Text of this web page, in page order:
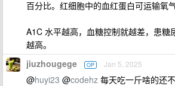
百分比。红细胞中的血红蛋白可运输氧气
A1C 水平越高，血糖控制就越差，患糖
越高。
jiuzhougege OP Jan 5, 2025
@huyi23 @codehz 每天吃一斤啥的还